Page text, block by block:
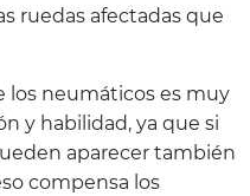
ruedas afectadas que
los neumáticos es muy
y habilidad, ya que si
aparecer también
compensa los